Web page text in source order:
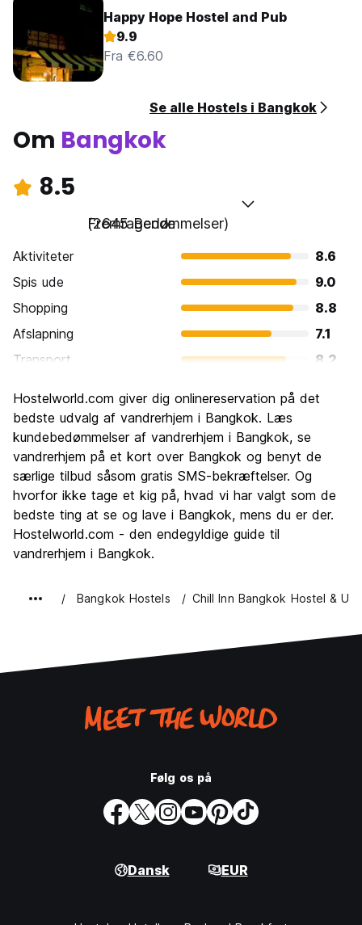
Happy Hope Hostel and Pub
9.9
Fra €6.60
Se alle Hostels i Bangkok
Om Bangkok
8.5
Fremragende
(2645 Bedømmelser)
Aktiviteter
8.6
Spis ude
9.0
Shopping
8.8
Afslapning
7.1
Transport
8.2
Kultur
Fester
Værdi for pengene
8.6
Hostelworld.com giver dig onlinereservation på det
bedste udvalg af vandrerhjem i Bangkok. Læs
kundebedømmelser af vandrerhjem i Bangkok, se
vandrerhjem på et kort over Bangkok og benyt de
særlige tilbud såsom gratis SMS-bekræftelser. Og
hvorfor ikke tage et kig på, hvad vi har valgt som de
bedste ting at se og lave i Bangkok, mens du er der.
Hostelworld.com - den endegyldige guide til
vandrerhjem i Bangkok.
Bangkok Hostels Chill Inn Bangkok Hostel &
Følg os på
Dansk EUR